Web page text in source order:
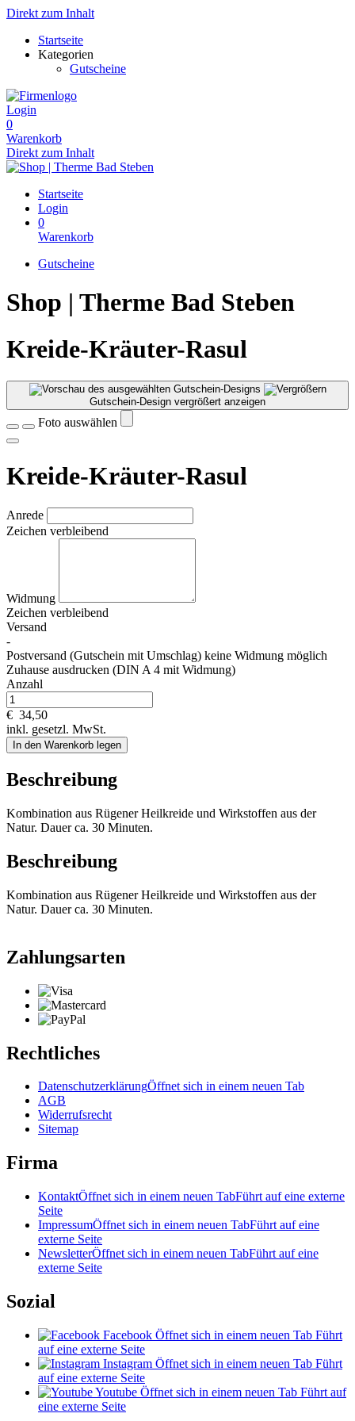
Direkt zum Inhalt
Startseite
Kategorien
Gutscheine
Login
0
Warenkorb
Direkt zum Inhalt
Startseite
Login
0
Warenkorb
Gutscheine
Shop | Therme Bad Steben
Kreide-Kräuter-Rasul
Gutschein-Design vergrößert anzeigen
Foto auswählen
Kreide-Kräuter-Rasul
Anrede
Zeichen verbleibend
Widmung
Zeichen verbleibend
Versand
-
Postversand (Gutschein mit Umschlag) keine Widmung möglich
Zuhause ausdrucken (DIN A 4 mit Widmung)
Anzahl
€ 34,50
inkl. gesetzl. MwSt.
In den Warenkorb legen
Beschreibung
Kombination aus Rügener Heilkreide und Wirkstoffen aus der
Natur. Dauer ca. 30 Minuten.
Beschreibung
Kombination aus Rügener Heilkreide und Wirkstoffen aus der
Natur. Dauer ca. 30 Minuten.
Zahlungsarten
Rechtliches
DatenschutzerklärungÖffnet sich in einem neuen Tab
AGB
Widerrufsrecht
Sitemap
Firma
KontaktÖffnet sich in einem neuen TabFührt auf eine externe
Seite
ImpressumÖffnet sich in einem neuen TabFührt auf eine
externe Seite
NewsletterÖffnet sich in einem neuen TabFührt auf eine
externe Seite
Sozial
Facebook Öffnet sich in einem neuen Tab Führt
auf eine externe Seite
Instagram Öffnet sich in einem neuen Tab Führt
auf eine externe Seite
Youtube Öffnet sich in einem neuen Tab Führt auf
eine externe Seite